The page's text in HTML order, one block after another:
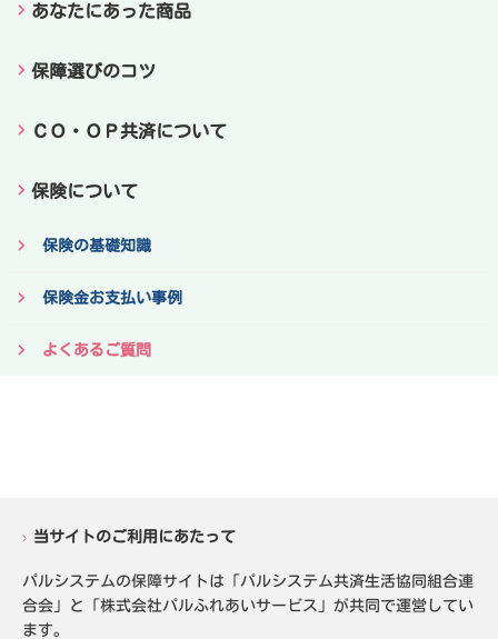
あなたにあった商品
保障選びのコツ
ＣＯ・ＯＰ共済について
保険について
保険の基礎知識
保険金お支払い事例
よくあるご質問
当サイトのご利用にあたって
パルシステムの保障サイトは「パルシステム共済生活協同組合連
合会」と「株式会社パルふれあいサービス」が共同で運営してい
ます。